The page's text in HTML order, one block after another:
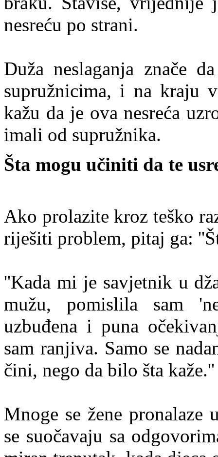
nesreću po strani.
Duža neslaganja znače
supružnicima, i na kraju
kažu da je ova nesreća
imali od supružnika.
Šta mogu učiniti da te
Ako prolazite kroz teško
riješiti problem, pitaj ga:
''Kada mi je savjetnik u
mužu, pomislila sam
uzbuđena i puna
sam ranjiva. Samo se
čini, nego da bilo šta kaže.''
Mnoge se žene
se suočavaju sa